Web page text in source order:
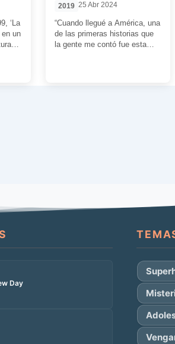
‘La
en un
2019 25 Abr 2024
“Cuando llegué a América, una
de las primeras historias que
la gente me contó fue esta
Day